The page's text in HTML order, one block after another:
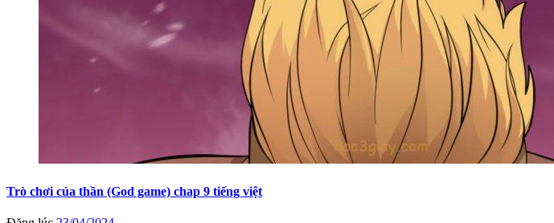
Trò chơi của thần (God game) chap 9 tiếng việt